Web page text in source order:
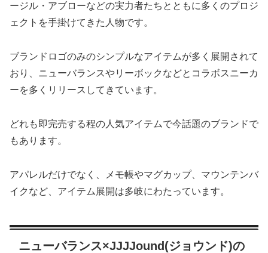
ージル・アブローなどの実力者たちとともに多くのプロジ
ェクトを手掛けてきた人物です。
ブランドロゴのみのシンプルなアイテムが多く展開されて
おり、ニューバランスやリーボックなどとコラボスニーカ
ーを多くリリースしてきています。
どれも即完売する程の人気アイテムで今話題のブランドで
もあります。
アパレルだけでなく、メモ帳やマグカップ、マウンテンバ
イクなど、アイテム展開は多岐にわたっています。
ニューバランス×JJJJound(ジョウンド)の